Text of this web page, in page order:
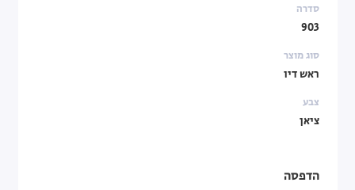
סדרה
903
סוג מוצר
ראש דיו
צבע
ציאן
הדפסה